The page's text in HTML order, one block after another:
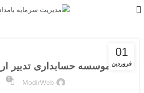
01
فروردین
بلاگ
موسسه حسابداری تدبیر
ModirWeb
0